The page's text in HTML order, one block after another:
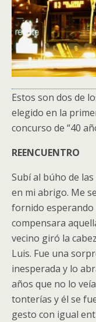
Estos son dos de
elegido en la
concurso de “40
REENCUENTRO
Subí al búho de
en mi abrigo. Me
fornido esperando
compensara
vecino giró la
Luis. Fue una
inesperada y lo
años que no lo
tonterías y él se
gesto con igual